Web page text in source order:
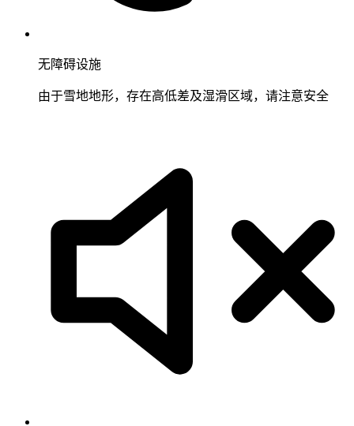
无障碍设施
由于雪地地形，存在高低差及湿滑区域，请注意安全